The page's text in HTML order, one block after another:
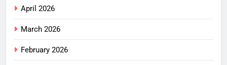
April 2026
March 2026
February 2026